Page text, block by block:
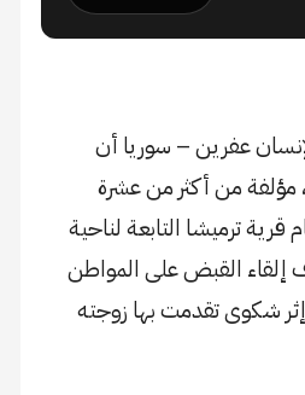
عفرين – سوريا أن
مؤلفة من أكثر من عشرة
ترميشا التابعة لناحية
القبض على المواطن
شكوى تقدمت بها زوجته